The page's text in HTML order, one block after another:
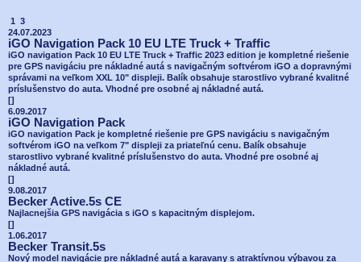
1 3
24.07.2023
iGO Navigation Pack 10 EU LTE Truck + Traffic
iGO navigation Pack 10 EU LTE Truck + Traffic 2023 edition je kompletné riešenie
pre GPS navigáciu pre nákladné autá s navigačným softvérom iGO a dopravnými
správami na veľkom XXL 10" displeji. Balík obsahuje starostlivo vybrané kvalitné
príslušenstvo do auta. Vhodné pre osobné aj nákladné autá.
[]
6.09.2017
iGO Navigation Pack
iGO navigation Pack je kompletné riešenie pre GPS navigáciu s navigačným
softvérom iGO na veľkom 7" displeji za priateľnú cenu. Balík obsahuje
starostlivo vybrané kvalitné príslušenstvo do auta. Vhodné pre osobné aj
nákladné autá.
[]
9.08.2017
Becker Active.5s CE
Najlacnejšia GPS navigácia s iGO s kapacitným displejom.
[]
1.06.2017
Becker Transit.5s
Nový model navigácie pre nákladné autá a karavany s atraktívnou výbavou za